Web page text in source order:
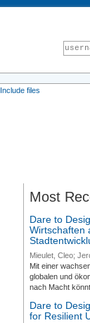
Include files
Most
Dare to
Wirtschaften
Mieulet, Cleo;
Mit einer
globalen und
nach Macht
Dare to
for Resilient